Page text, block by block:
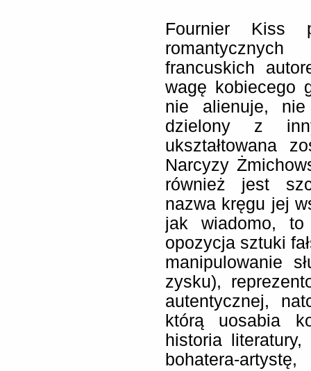
Fournier Kiss
romantycznych
francuskich
wagę kobiecego
nie alienuje,
dzielony z
ukształtowana
Narcyzy
również jest
nazwa kręgu jej
jak wiadomo, to
opozycja sztuki
manipulowanie
zysku),
autentycznej,
którą uosabia
historia
bohatera-